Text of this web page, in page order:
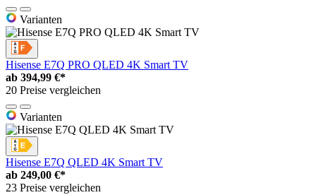
Varianten
Hisense E7Q PRO QLED 4K Smart TV
ab 394,99 €*
20 Preise vergleichen
Varianten
Hisense E7Q QLED 4K Smart TV
ab 249,00 €*
23 Preise vergleichen